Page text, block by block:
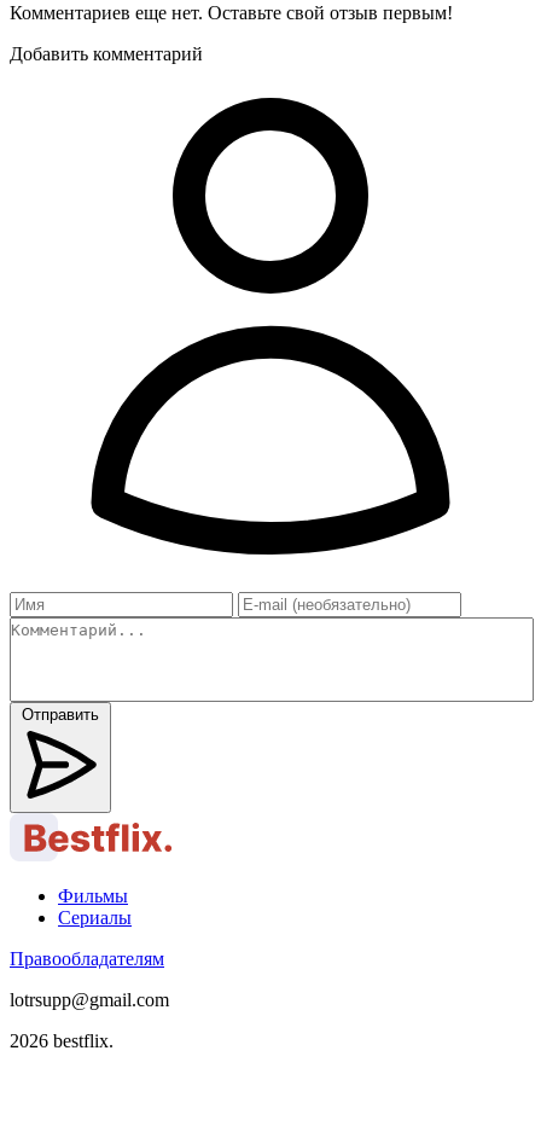
Комментариев еще нет. Оставьте свой отзыв первым!
Добавить комментарий
Отправить
Фильмы
Сериалы
Правообладателям
lotrsupp@gmail.com
2026 bestflix.